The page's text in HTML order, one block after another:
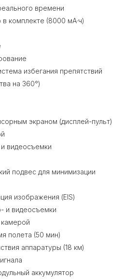
времени
комплекте (8000 мA·ч)
избегания препятствий
на 360°)
экраном (дисплей-пульт)
видеосъемки
подвес для минимизации
изображения (EIS)
и видеосъемки
полета (50 мин)
аппаратуры (18 км)
аккумулятор